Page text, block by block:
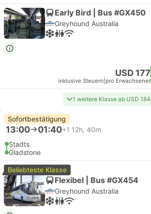
Early Bird | Bus #GX450
Greyhound Australia
USD 177
inklusive Steuern pro Erwachsener
1 weitere Klasse ab USD 184
Sofortbestätigung
13:00 01:40+1 12h, 40m
Stadts
Gladstone
Beliebteste Klasse
Flexibel | Bus #GX454
Greyhound Australia